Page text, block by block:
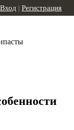
Вход | Регистрация